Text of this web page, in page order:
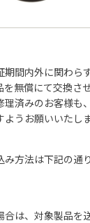
期間内外に関わら
無償にて交換さ
理済みのお客様も
うお願いいたしま
方法は下記の通り
合は、対象製品を